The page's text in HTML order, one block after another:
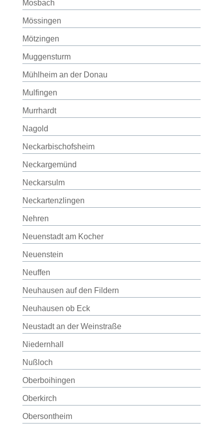
Mosbach
Mössingen
Mötzingen
Muggensturm
Mühlheim an der Donau
Mulfingen
Murrhardt
Nagold
Neckarbischofsheim
Neckargemünd
Neckarsulm
Neckartenzlingen
Nehren
Neuenstadt am Kocher
Neuenstein
Neuffen
Neuhausen auf den Fildern
Neuhausen ob Eck
Neustadt an der Weinstraße
Niedernhall
Nußloch
Oberboihingen
Oberkirch
Obersontheim